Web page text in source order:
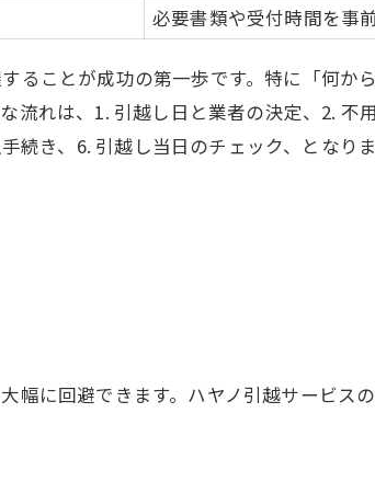
取り良く進めるための裏技紹介
進める引越しスケジュールの作り方
越しスケジュール表活用の極意
届と転入届の違いを押さえよう
必要書類や受付時間を事
ることが成功の第一歩です。特に「何か
流れは、1. 引越し日と業者の決定、2. 不
続き、6. 引越し当日のチェック、となり
幅に回避できます。ハヤノ引越サービス